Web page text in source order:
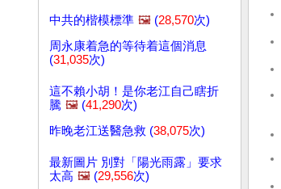
中共的楷模標準 🖼️ (28,570次)
周永康着急的等待着這個消息
(31,035次)
這不賴小胡！是你老江自己瞎折
騰 🖼️ (41,290次)
昨晚老江送醫急救 (38,075次)
最新圖片 別對「陽光雨露」要求
太高 🖼️ (29,556次)